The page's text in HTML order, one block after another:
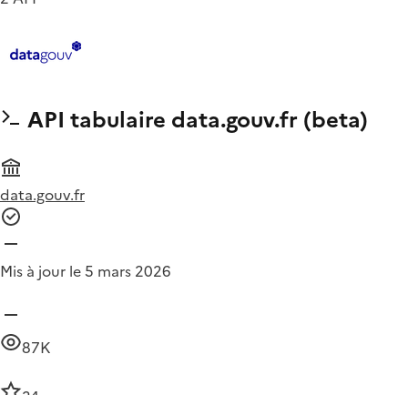
API tabulaire data.gouv.fr (beta)
data.gouv.fr
Mis à jour le 5 mars 2026
87K